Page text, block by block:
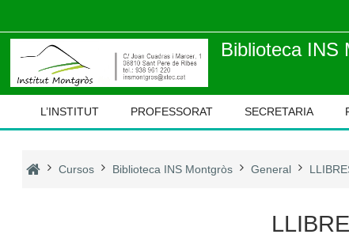
Biblioteca INS
L’INSTITUT PROFESSORAT SECRETARIA
Cursos Biblioteca INS Montgròs General